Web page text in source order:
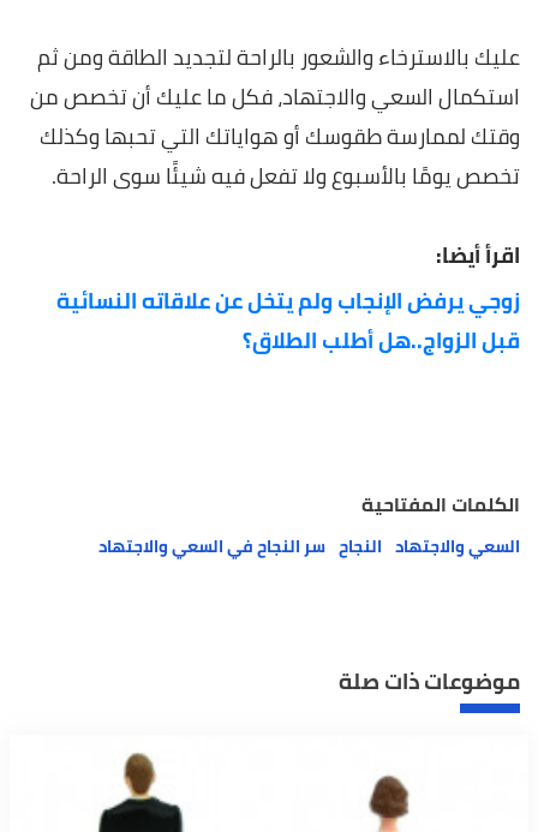
عليك بالاسترخاء والشعور بالراحة لتجديد الطاقة ومن ثم
استكمال السعي والاجتهاد، فكل ما عليك أن تخصص من
وقتك لممارسة طقوسك أو هواياتك التي تحبها وكذلك
تخصص يومًا بالأسبوع ولا تفعل فيه شيئًا سوى الراحة.
اقرأ أيضا:
زوجي يرفض الإنجاب ولم يتخل عن علاقاته النسائية
قبل الزواج..هل أطلب الطلاق؟
الكلمات المفتاحية
السعي والاجتهاد النجاح سر النجاح في السعي والاجتهاد
موضوعات ذات صلة